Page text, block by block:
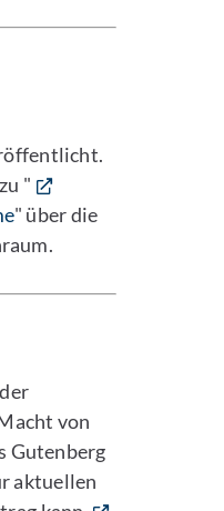
"
" über die
von
Gutenberg
aktuellen